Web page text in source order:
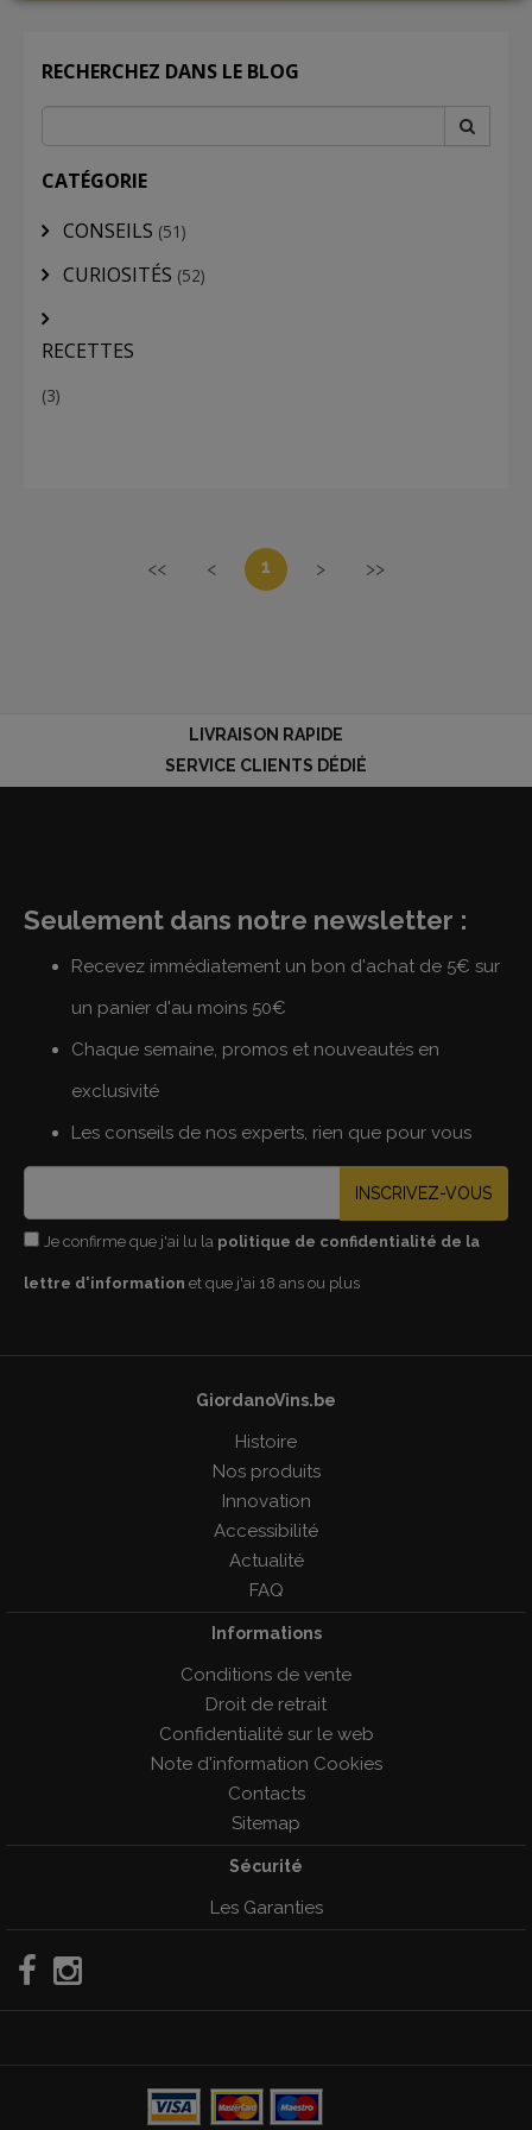
RECHERCHEZ DANS LE BLOG
CATÉGORIE
CONSEILS (51)
CURIOSITÉS (52)
RECETTES
(3)
<< < 1 > >>
LIVRAISON RAPIDE
SERVICE CLIENTS DÉDIÉ
Seulement dans notre newsletter :
Recevez immédiatement un bon d'achat de 5€ sur
un panier d'au moins 50€
Chaque semaine, promos et nouveautés en
exclusivité
Les conseils de nos experts, rien que pour vous
INSCRIVEZ-VOUS
Je confirme que j'ai lu la politique de confidentialité de la
lettre d'information et que j'ai 18 ans ou plus
GiordanoVins.be
Histoire
Nos produits
Innovation
Accessibilité
Actualité
FAQ
Informations
Conditions de vente
Droit de retrait
Confidentialité sur le web
Note d'information Cookies
Contacts
Sitemap
Sécurité
Les Garanties